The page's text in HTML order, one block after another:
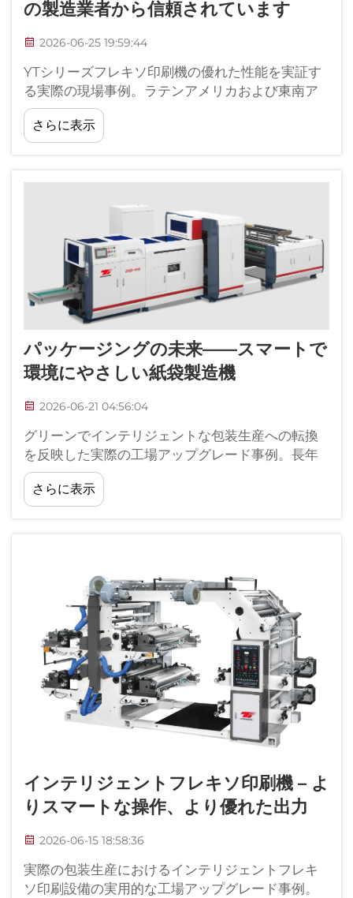
の製造業者から信頼されています
2026-06-25 19:59:44
YTシリーズフレキソ印刷機の優れた性能を実証す
る実際の現場事例。ラテンアメリカおよび東南ア
ジアの包装工場のオペレーターとの長期にわたる
コミュニケーションを通じ、YTシリーズの実用的
なメリットについて、直接的な証拠が得られてい
さらに表示
パッケージングの未来——スマートで
環境にやさしい紙袋製造機
2026-06-21 04:56:04
グリーンでインテリジェントな包装生産への転換
を反映した実際の工場アップグレード事例。長年
にわたり、海外向け包装機器の改修プロジェクト
に参画し、老朽化・高消費型機械設備の現状を直
接把握しています…
さらに表示
インテリジェントフレキソ印刷機 – よ
りスマートな操作、より優れた出力
2026-06-15 18:58:36
実際の包装生産におけるインテリジェントフレキ
ソ印刷設備の実用的な工場アップグレード事例。